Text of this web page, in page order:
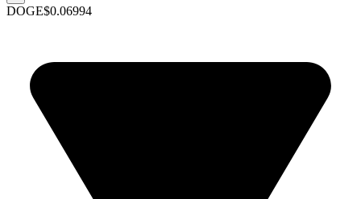
DOGE$0.06994